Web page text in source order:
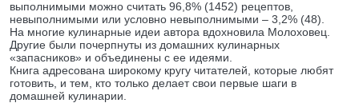
выполнимыми можно считать 96,8% (1452) рецептов,
невыполнимыми или условно невыполнимыми – 3,2% (48).
На многие кулинарные идеи автора вдохновила Молоховец.
Другие были почерпнуты из домашних кулинарных
«запасников» и объединены с ее идеями.
Книга адресована широкому кругу читателей, которые любят
готовить, и тем, кто только делает свои первые шаги в
домашней кулинарии.